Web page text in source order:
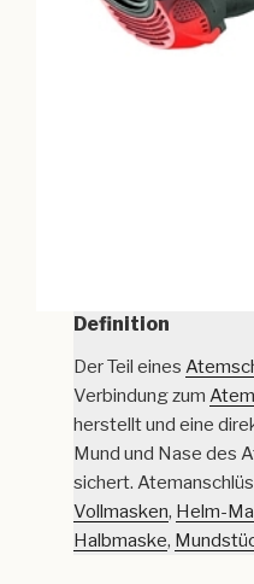
Definition
Der Teil eines
Verbindung zum
herstellt und eine
Mund und Nase des
sichert.
Vollmasken, Helm-
Halbmaske,